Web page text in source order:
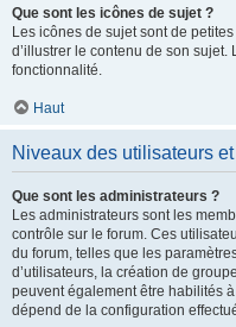
Que sont les icônes de sujet ?
Les icônes de sujet sont de
d’illustrer le contenu de son
fonctionnalité.
Haut
Niveaux des utilisateurs
Que sont les administrateurs ?
Les administrateurs sont les
contrôle sur le forum. Ces
du forum, telles que les
d’utilisateurs, la création de
peuvent également être habilités
dépend de la configuration